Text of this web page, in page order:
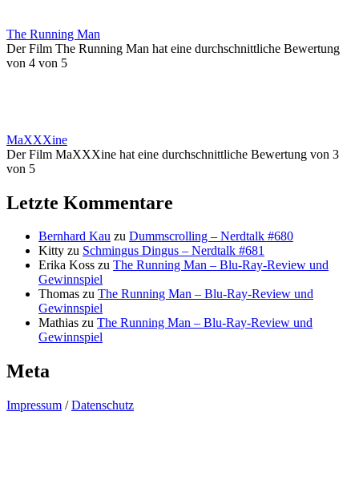
The Running Man
Der Film The Running Man hat eine durchschnittliche Bewertung
von 4 von 5
MaXXXine
Der Film MaXXXine hat eine durchschnittliche Bewertung von 3
von 5
Letzte Kommentare
Bernhard Kau zu Dummscrolling – Nerdtalk #680
Kitty zu Schmingus Dingus – Nerdtalk #681
Erika Koss zu The Running Man – Blu-Ray-Review und
Gewinnspiel
Thomas zu The Running Man – Blu-Ray-Review und
Gewinnspiel
Mathias zu The Running Man – Blu-Ray-Review und
Gewinnspiel
Meta
Impressum /Datenschutz